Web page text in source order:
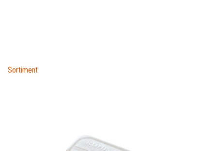
Sortiment